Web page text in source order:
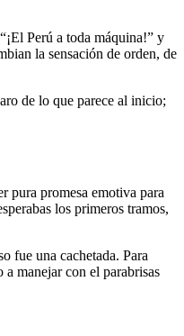
Perú a toda máquina!” y
la sensación de orden, de
de lo que parece al inicio;
pura promesa emotiva para
los primeros tramos,
fue una cachetada. Para
manejar con el parabrisas